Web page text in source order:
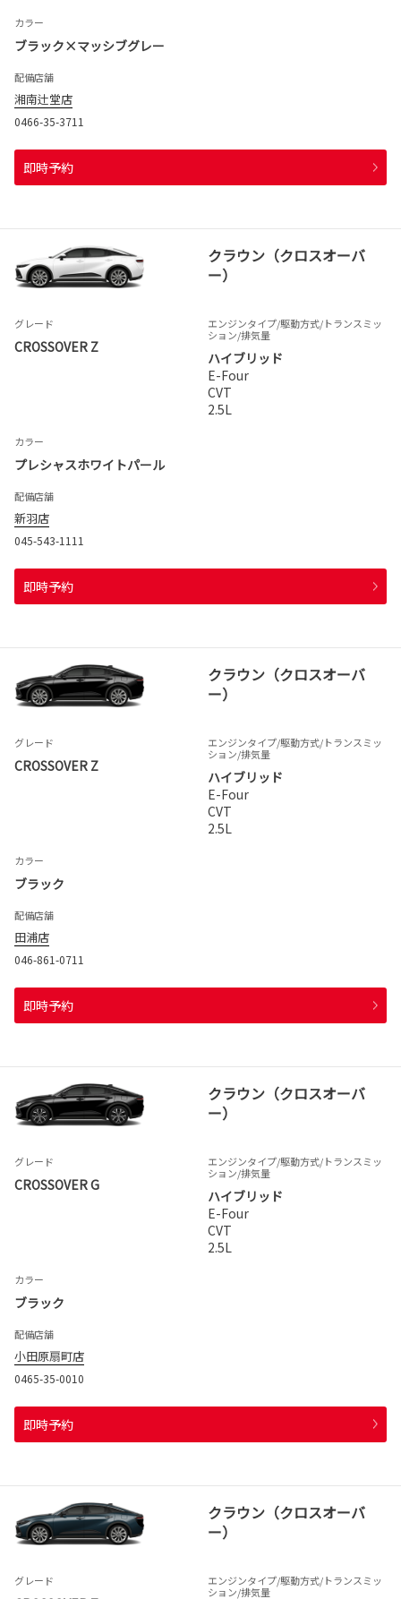
カラー
ブラック×マッシブグレー
配備店舗
湘南辻堂店
0466-35-3711
即時予約
クラウン（クロスオーバ
ー）
グレード
CROSSOVER Z
エンジンタイプ/駆動方式/トランスミッ
ション/排気量
ハイブリッド
E-Four
CVT
2.5L
カラー
プレシャスホワイトパール
配備店舗
新羽店
045-543-1111
即時予約
クラウン（クロスオーバ
ー）
グレード
CROSSOVER Z
エンジンタイプ/駆動方式/トランスミッ
ション/排気量
ハイブリッド
E-Four
CVT
2.5L
カラー
ブラック
配備店舗
田浦店
046-861-0711
即時予約
クラウン（クロスオーバ
ー）
グレード
CROSSOVER G
エンジンタイプ/駆動方式/トランスミッ
ション/排気量
ハイブリッド
E-Four
CVT
2.5L
カラー
ブラック
配備店舗
小田原扇町店
0465-35-0010
即時予約
クラウン（クロスオーバ
ー）
グレード エンジンタイプ/駆動方式/トランスミッ
ション/排気量